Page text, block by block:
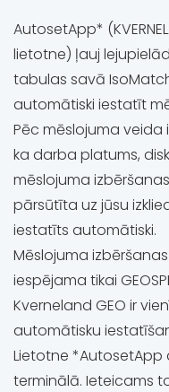
AutosetApp*
lietotne) ļauj
tabulas savā
automātiski iestatīt
Pēc mēslojuma veida
ka darba platums,
mēslojuma
pārsūtīta uz jūsu
iestatīts automātiski.
Mēslojuma
iespējama tikai
Kverneland GEO ir
automātisku
Lietotne *AutosetApp
terminālā. Ieteicams